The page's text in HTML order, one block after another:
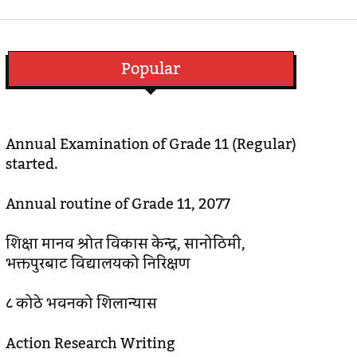
Popular
Annual Examination of Grade 11 (Regular)
started.
Annual routine of Grade 11, 2077
शिक्षा मानव श्रोत विकास केन्द्र, सानोठिमी,
भक्तपुरबाट विद्यालयको निरिक्षण
८ कोठे भवनको शिलान्यास
Action Research Writing